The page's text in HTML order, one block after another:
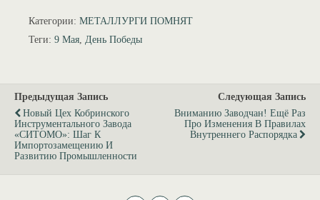
Категории: МЕТАЛЛУРГИ ПОМНЯТ
Теги: 9 Мая, День Победы
Предыдущая Запись
Новый Цех Кобринского
Инструментального Завода
«СИТОМО»: Шаг К
Импортозамещению И
Развитию Промышленности
Следующая Запись
Вниманию Заводчан! Ещё Раз
Про Изменения В Правилах
Внутреннего Распорядка